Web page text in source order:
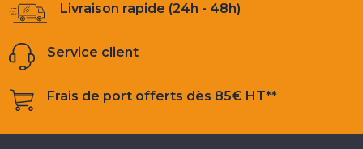
Livraison rapide (24h - 48h)
Service client
Frais de port offerts dès 85€ HT**